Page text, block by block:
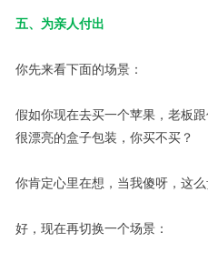
五、为亲人付出
你先来看下面的场景：
假如你现在去买一个苹果，老板
很漂亮的盒子包装，你买不买？
你肯定心里在想，当我傻呀，这
好，现在再切换一个场景：